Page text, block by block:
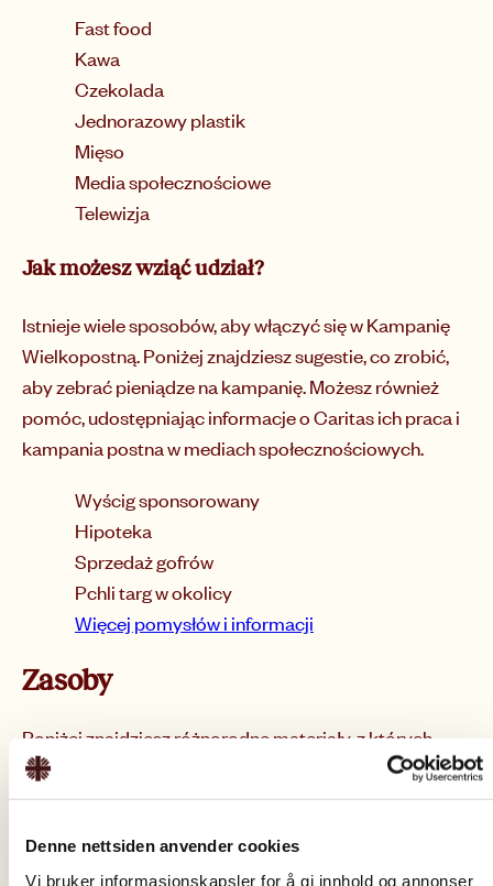
Denne nettsiden anvender cookies
Vi bruker informasjonskapsler for å gi innhold og annonser
Fast food
Kawa
Czekolada
Jednorazowy plastik
Mięso
Media społecznościowe
Telewizja
Jak możesz wziąć udział?
Istnieje wiele sposobów, aby włączyć się w Kampanię
Wielkopostną. Poniżej znajdziesz sugestie, co zrobić,
aby zebrać pieniądze na kampanię. Możesz również
pomóc, udostępniając informacje o Caritas ich praca i
kampania postna w mediach społecznościowych.
Wyścig sponsorowany
Hipoteka
Sprzedaż gofrów
Pchli targ w okolicy
Więcej pomysłów i informacji
Zasoby
Poniżej znajdziesz różnorodne materiały, z których
możesz skorzystać podczas spotkań parafialnych,
nauczania, katechezy lub w innych kontekstach
jak plakaty i pudełka, zostaną wysłane pocztą.